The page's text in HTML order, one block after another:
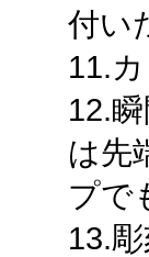
付い
11.
12.
は先
プで
13.